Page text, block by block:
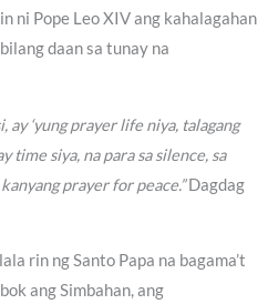
ni Pope Leo XIV ang kahalagahan
daan sa tunay na
ay ‘yung prayer life niya, talagang
time siya, na para sa silence, sa
prayer for peace.”Dagdag
rin ng Santo Papa na bagama’t
ang Simbahan, ang